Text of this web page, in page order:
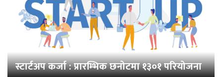
स्टार्टअप कर्जा : प्रारम्भिक छनोटमा १३०१ परियोजना